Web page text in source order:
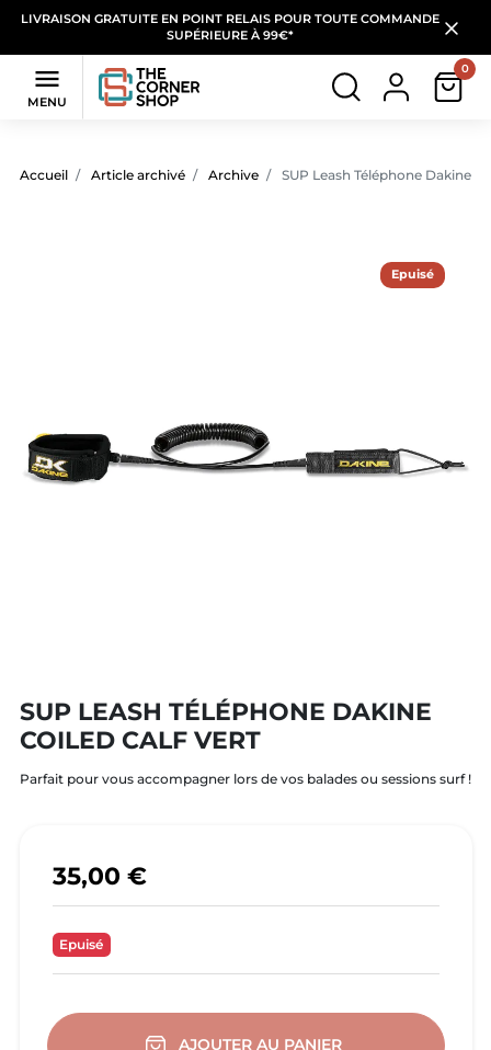
LIVRAISON GRATUITE EN POINT RELAIS POUR TOUTE COMMANDE
SUPÉRIEURE À 99€*

MENU
0
Accueil Article archivé Archive SUP Leash Téléphone Dakine
Epuisé
SUP LEASH TÉLÉPHONE DAKINE
COILED CALF VERT
Parfait pour vous accompagner lors de vos balades ou sessions surf !
35,00 €
Epuisé
AJOUTER AU PANIER